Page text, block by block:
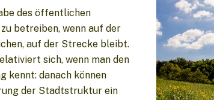
des öffentlichen
betreiben, wenn auf der
auf der Strecke bleibt.
sich, wenn man den
kennt: danach können
der Stadtstruktur ein